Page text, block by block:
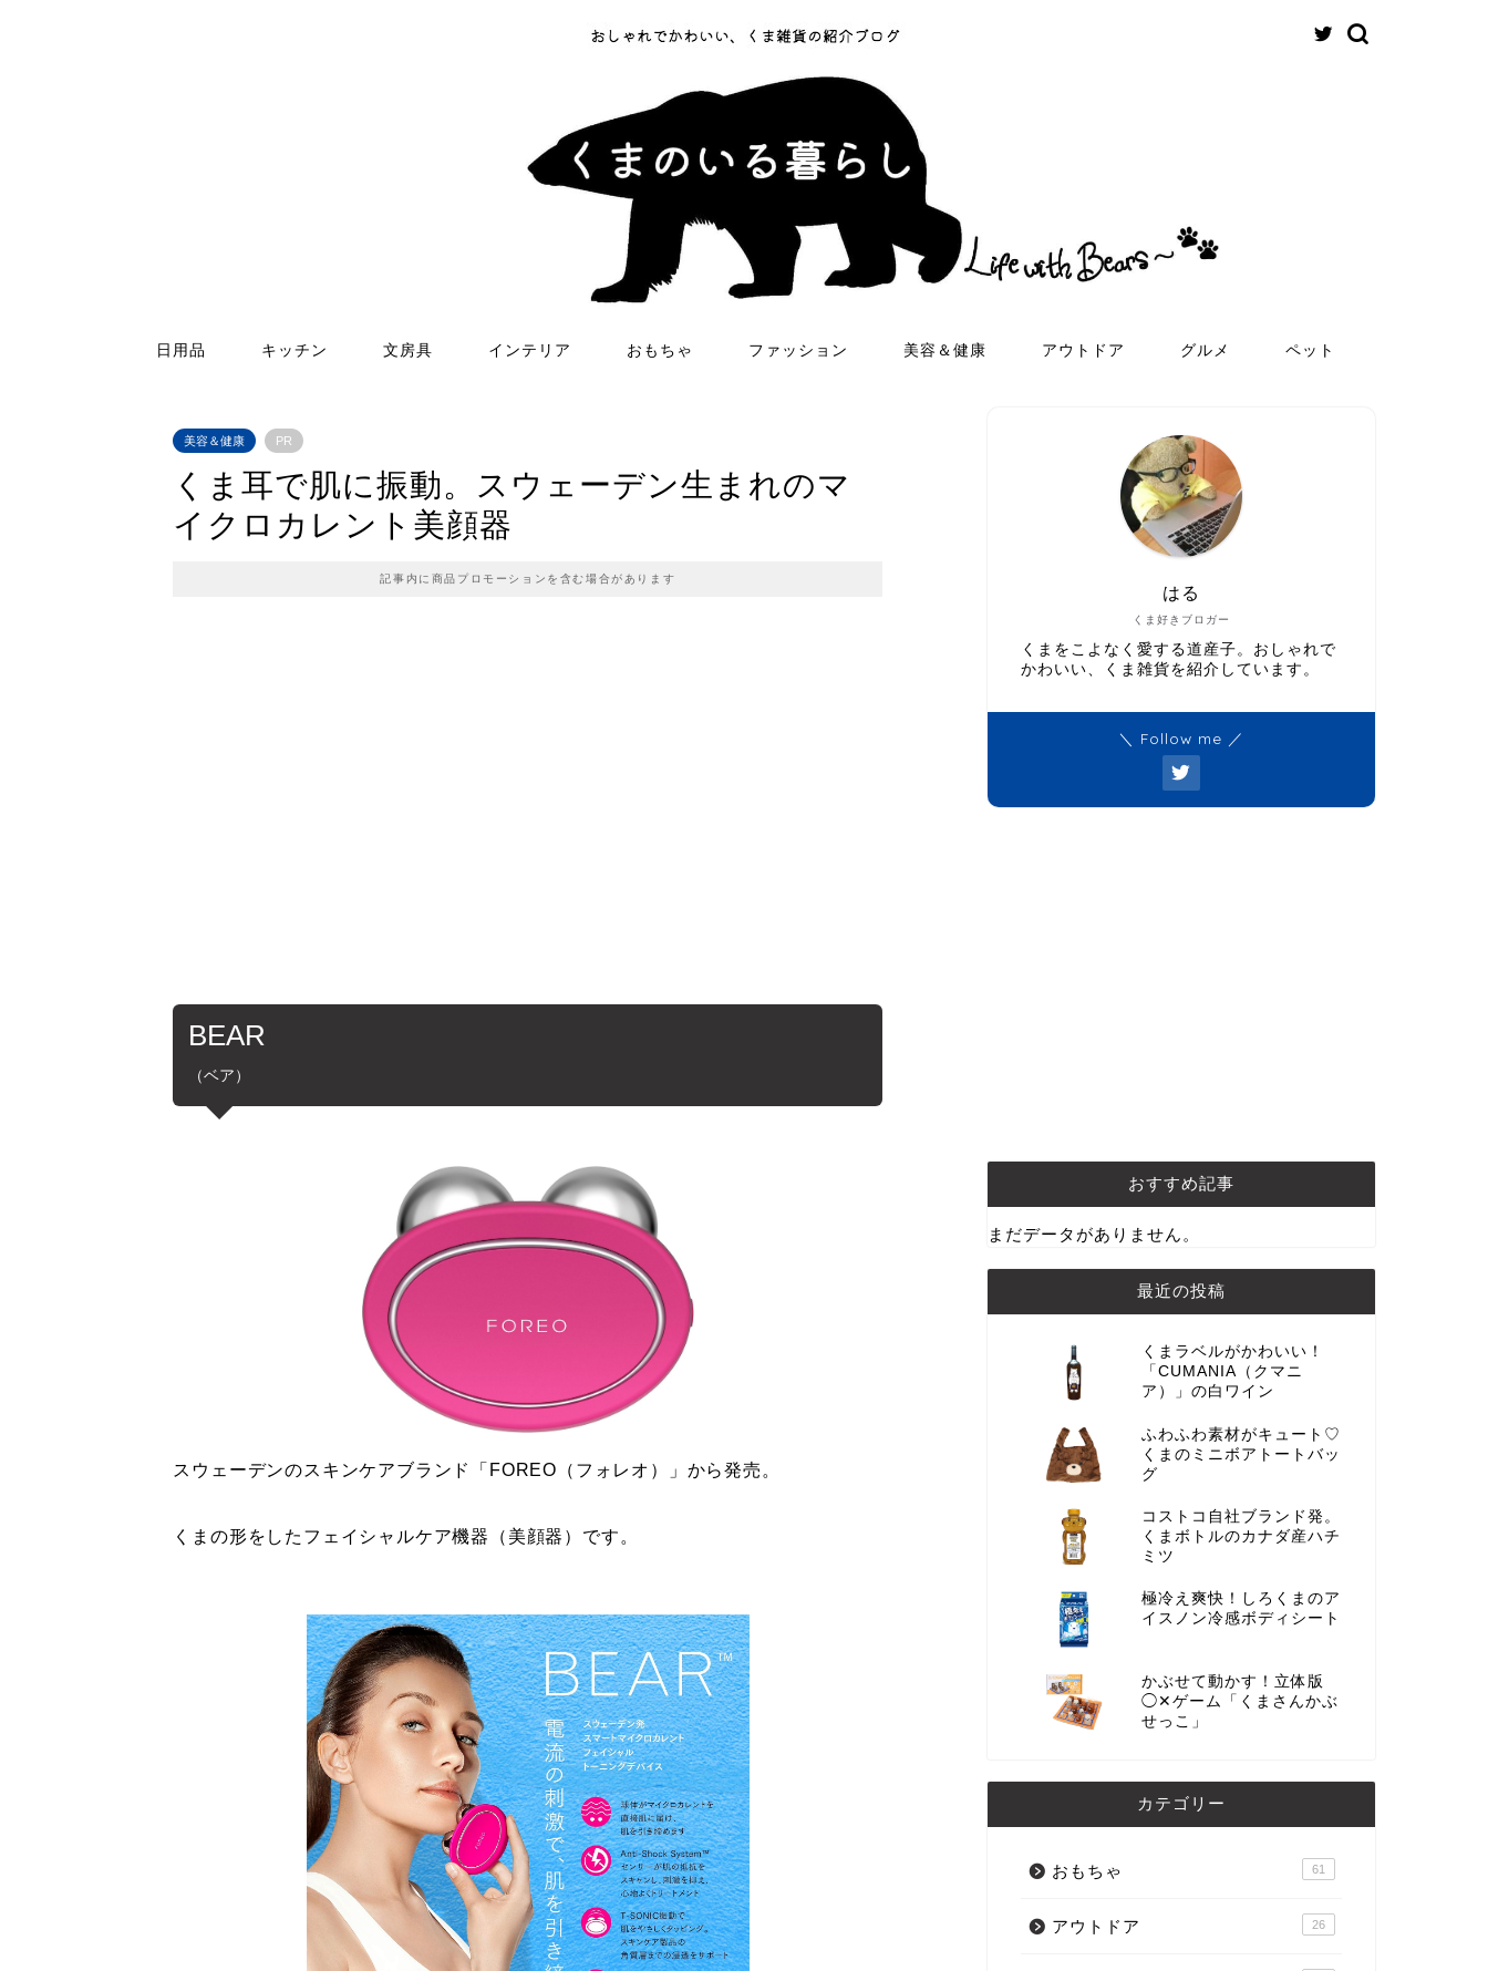
日用品 キッチン 文房具 インテリア おもちゃ ファッション 美容＆健康 アウトドア グルメ ペット
美容＆健康 PR
くま耳で肌に振動。スウェーデン生まれのマ
イクロカレント美顔器
記事内に商品プロモーションを含む場合があります
BEAR
（ベア）
スウェーデンのスキンケアブランド「FOREO（フォレオ）」から発売。
くまの形をしたフェイシャルケア機器（美顔器）です。
くま好きブロガー
はる
くまをこよなく愛する道産子。おしゃれで
かわいい、くま雑貨を紹介しています。
＼ Follow me ／
おすすめ記事
まだデータがありません。
最近の投稿
くまラベルがかわいい！
「CUMANIA（クマニ
ア）」の白ワイン
ふわふわ素材がキュート♡
くまのミニボアトートバッ
グ
コストコ自社ブランド発。
くまボトルのカナダ産ハチ
ミツ
極冷え爽快！しろくまのア
イスノン冷感ボディシート
かぶせて動かす！立体版
◯✕ゲーム「くまさんかぶ
せっこ」
カテゴリー
おもちゃ 61
アウトドア 26